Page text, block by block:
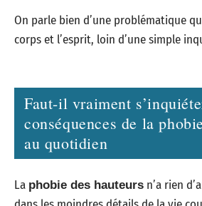
On parle bien d’une problématique
corps et l’esprit, loin d’une simple
Faut-il vraiment
conséquences de la
au quotidien
La phobie des hauteurs n’a rien